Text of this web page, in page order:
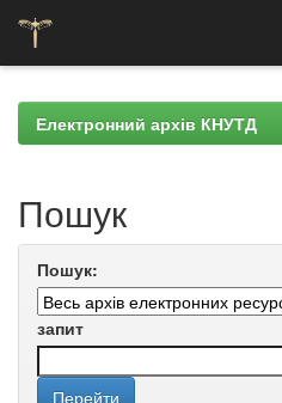
navigationЕлектронний архів КНУТД
Пошук
Пошук:
запит